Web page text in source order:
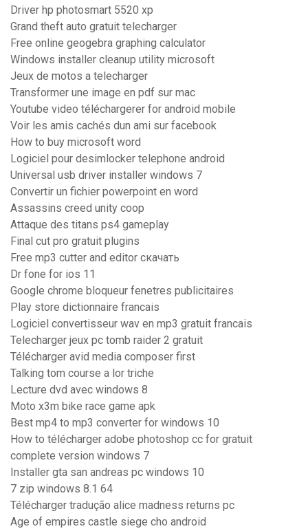
Driver hp photosmart 5520 xp
Grand theft auto gratuit telecharger
Free online geogebra graphing calculator
Windows installer cleanup utility microsoft
Jeux de motos a telecharger
Transformer une image en pdf sur mac
Youtube video téléchargerer for android mobile
Voir les amis cachés dun ami sur facebook
How to buy microsoft word
Logiciel pour desimlocker telephone android
Universal usb driver installer windows 7
Convertir un fichier powerpoint en word
Assassins creed unity coop
Attaque des titans ps4 gameplay
Final cut pro gratuit plugins
Free mp3 cutter and editor скачать
Dr fone for ios 11
Google chrome bloqueur fenetres publicitaires
Play store dictionnaire francais
Logiciel convertisseur wav en mp3 gratuit francais
Telecharger jeux pc tomb raider 2 gratuit
Télécharger avid media composer first
Talking tom course a lor triche
Lecture dvd avec windows 8
Moto x3m bike race game apk
Best mp4 to mp3 converter for windows 10
How to télécharger adobe photoshop cc for gratuit
complete version windows 7
Installer gta san andreas pc windows 10
7 zip windows 8.1 64
Télécharger tradução alice madness returns pc
Age of empires castle siege cho android